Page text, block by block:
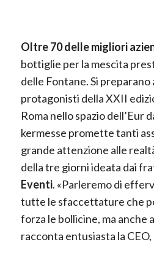
Oltre 70 delle migliori
bottiglie per la mescita
delle Fontane. Si
protagonisti della XXII
Roma nello spazio dell’Eur
kermesse promette tanti
grande attenzione alle
della tre giorni ideata dai
Eventi. «Parleremo di
tutte le sfaccettature che
forza le bollicine, ma anche
racconta entusiasta la